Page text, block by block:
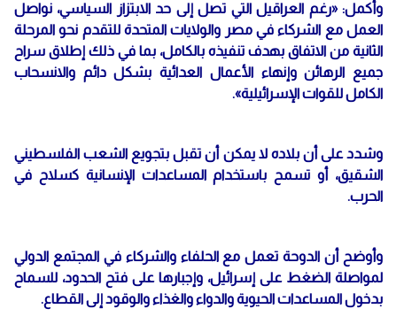
وأكمل: «رغم العراقيل التي تصل إلى حد الابتزاز السياسي، نواصل
العمل مع الشركاء في مصر والولايات المتحدة للتقدم نحو المرحلة
الثانية من الاتفاق بهدف تنفيذه بالكامل، بما في ذلك إطلاق سراح
جميع الرهائن وإنهاء الأعمال العدائية بشكل دائم والانسحاب
الكامل للقوات الإسرائيلية».
وشدد على أن بلاده لا يمكن أن تقبل بتجويع الشعب الفلسطيني
الشقيق، أو تسمح باستخدام المساعدات الإنسانية كسلاح في
الحرب.
وأوضح أن الدوحة تعمل مع الحلفاء والشركاء في المجتمع الدولي
لمواصلة الضغط على إسرائيل، وإجبارها على فتح الحدود، للسماح
بدخول المساعدات الحيوية والدواء والغذاء والوقود إلى القطاع.